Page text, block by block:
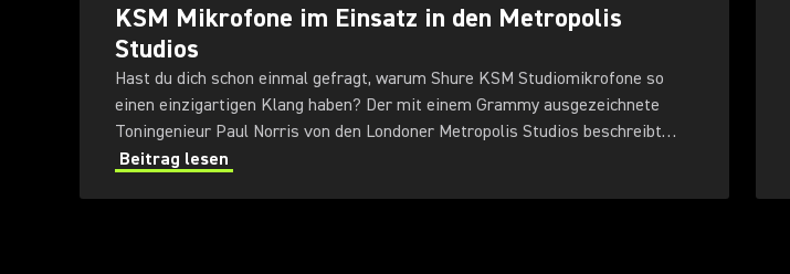
KSM Mikrofone im Einsatz in den Metropolis
Studios
Hast du dich schon einmal gefragt, warum Shure KSM Studiomikrofone so
einen einzigartigen Klang haben? Der mit einem Grammy ausgezeichnete
Toningenieur Paul Norris von den Londoner Metropolis Studios beschreibt
seine ersten Erfahrungen mit der vielseitigen KSM Serie.
Beitrag lesen